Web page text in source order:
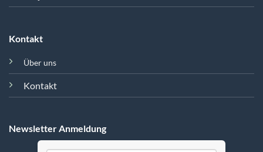
Kontakt
Über uns
Kontakt
Newsletter Anmeldung